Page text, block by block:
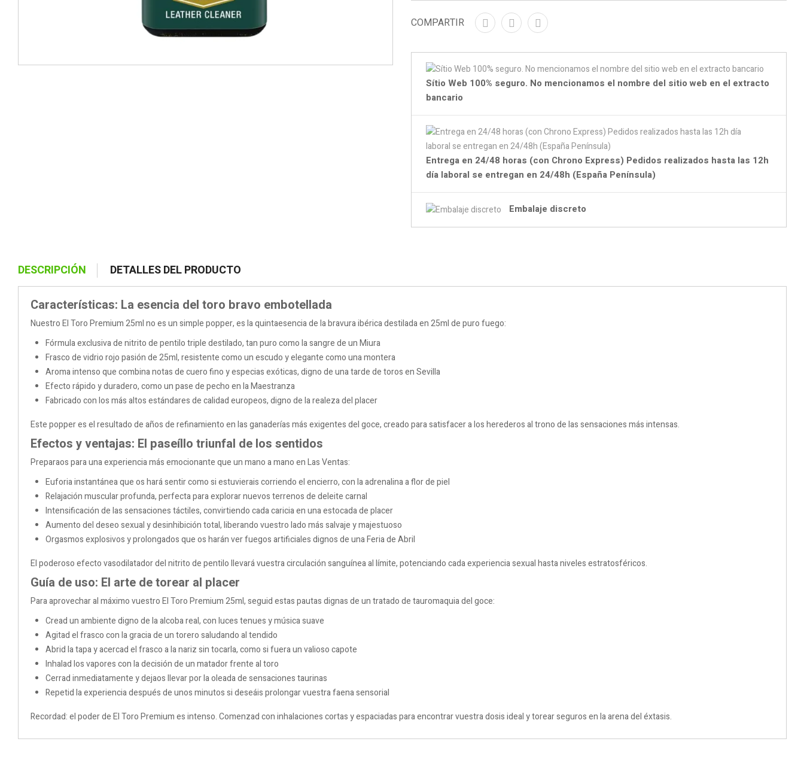
COMPARTIR
Sítio Web 100% seguro. No mencionamos el nombre del sitio web en el extracto
bancario
Entrega en 24/48 horas (con Chrono Express) Pedidos realizados hasta las 12h
día laboral se entregan en 24/48h (España Península)
Embalaje discreto
DESCRIPCIÓN DETALLES DEL PRODUCTO
Características: La esencia del toro bravo embotellada
Nuestro El Toro Premium 25ml no es un simple popper, es la quintaesencia de la bravura ibérica destilada en 25ml de puro fuego:
Fórmula exclusiva de nitrito de pentilo triple destilado, tan puro como la sangre de un Miura
Frasco de vidrio rojo pasión de 25ml, resistente como un escudo y elegante como una montera
Aroma intenso que combina notas de cuero fino y especias exóticas, digno de una tarde de toros en Sevilla
Efecto rápido y duradero, como un pase de pecho en la Maestranza
Fabricado con los más altos estándares de calidad europeos, digno de la realeza del placer
Este popper es el resultado de años de refinamiento en las ganaderías más exigentes del goce, creado para satisfacer a los herederos al trono de las sensaciones más intensas.
Efectos y ventajas: El paseíllo triunfal de los sentidos
Preparaos para una experiencia más emocionante que un mano a mano en Las Ventas:
Euforia instantánea que os hará sentir como si estuvierais corriendo el encierro, con la adrenalina a flor de piel
Relajación muscular profunda, perfecta para explorar nuevos terrenos de deleite carnal
Intensificación de las sensaciones táctiles, convirtiendo cada caricia en una estocada de placer
Aumento del deseo sexual y desinhibición total, liberando vuestro lado más salvaje y majestuoso
Orgasmos explosivos y prolongados que os harán ver fuegos artificiales dignos de una Feria de Abril
El poderoso efecto vasodilatador del nitrito de pentilo llevará vuestra circulación sanguínea al límite, potenciando cada experiencia sexual hasta niveles estratosféricos.
Guía de uso: El arte de torear al placer
Para aprovechar al máximo vuestro El Toro Premium 25ml, seguid estas pautas dignas de un tratado de tauromaquia del goce:
Cread un ambiente digno de la alcoba real, con luces tenues y música suave
Agitad el frasco con la gracia de un torero saludando al tendido
Abrid la tapa y acercad el frasco a la nariz sin tocarla, como si fuera un valioso capote
Inhalad los vapores con la decisión de un matador frente al toro
Cerrad inmediatamente y dejaos llevar por la oleada de sensaciones taurinas
Repetid la experiencia después de unos minutos si deseáis prolongar vuestra faena sensorial
Recordad: el poder de El Toro Premium es intenso. Comenzad con inhalaciones cortas y espaciadas para encontrar vuestra dosis ideal y torear seguros en la arena del éxtasis.